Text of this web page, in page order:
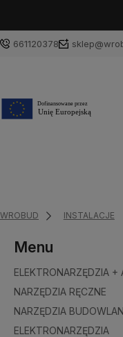
661120378
WROBUD INSTALACJE
Menu
ELEKTRONARZĘDZIA +
NARZĘDZIA RĘCZNE
NARZĘDZIA
ELEKTRONARZĘDZIA